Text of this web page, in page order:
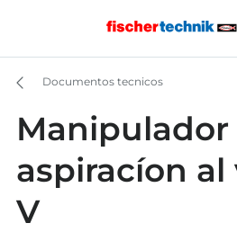
Documentos tecnicos
Manipulador
aspiracíon al
V